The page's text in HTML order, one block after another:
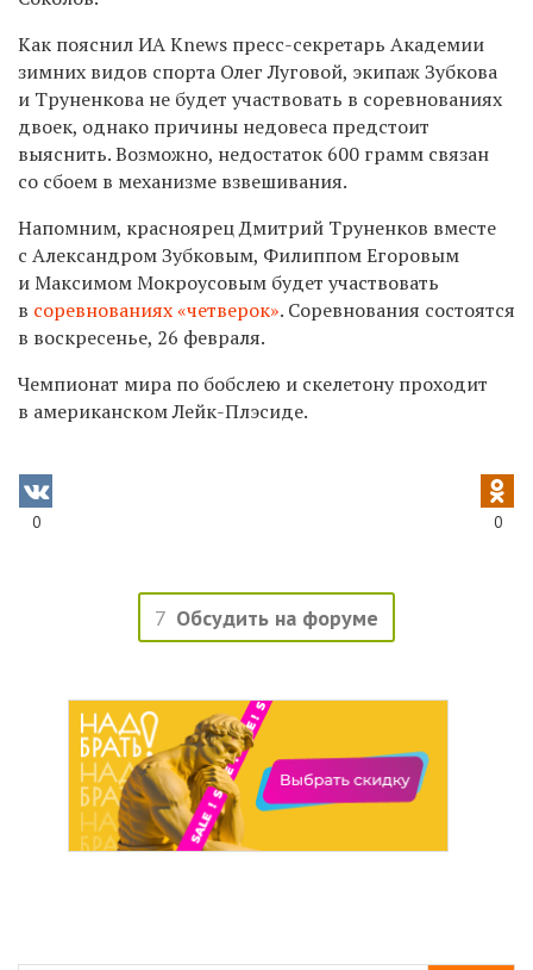
Как пояснил ИА Knews пресс-секретарь Академии
зимних видов спорта Олег Луговой, экипаж Зубкова
и Труненкова не будет участвовать в соревнованиях
двоек, однако причины недовеса предстоит
выяснить. Возможно, недостаток 600 грамм связан
со сбоем в механизме взвешивания.
Напомним, красноярец Дмитрий Труненков вместе
с Александром Зубковым, Филиппом Егоровым
и Максимом Мокроусовым будет участвовать
в соревнованиях «четверок». Соревнования состоятся
в воскресенье, 26 февраля.
Чемпионат мира по бобслею и скелетону проходит
в американском Лейк-Плэсиде.
0 0
7 Обсудить на форуме